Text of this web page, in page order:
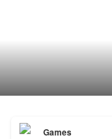
Games